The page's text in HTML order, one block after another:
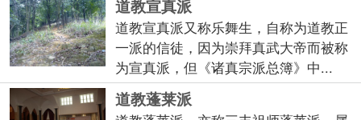
道教宣真派
道教宣真派又称乐舞生，自称为道教正
一派的信徒，因为崇拜真武大帝而被称
为宣真派，但《诸真宗派总簿》中...
道教蓬莱派